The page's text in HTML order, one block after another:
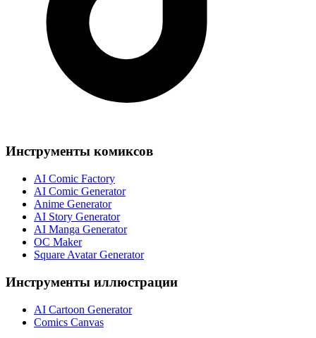
Инструменты комиксов
AI Comic Factory
AI Comic Generator
Anime Generator
AI Story Generator
AI Manga Generator
OC Maker
Square Avatar Generator
Инструменты иллюстрации
AI Cartoon Generator
Comics Canvas